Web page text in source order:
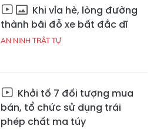
Khi vỉa hè, lòng đường
thành bãi đỗ xe bất đắc dĩ
AN NINH TRẬT TỰ
Khởi tố 7 đối tượng mua
bán, tổ chức sử dụng trái
phép chất ma túy